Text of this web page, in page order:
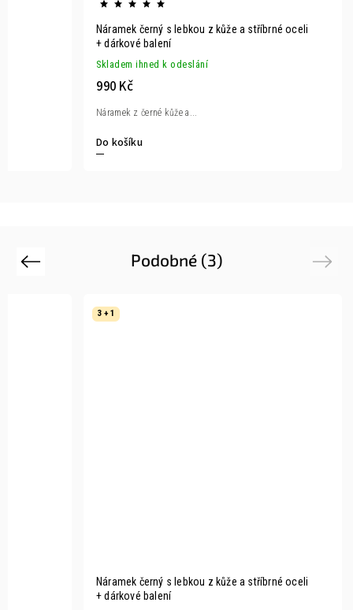
Náramek černý s lebkou z kůže a stříbrné oceli
+ dárkové balení
Skladem ihned k odeslání
990 Kč
Do košíku
Náramek z černé kůže a...
Podobné (3)
Previous
3 + 1
Náramek černý s lebkou z kůže a stříbrné oceli
+ dárkové balení
Next